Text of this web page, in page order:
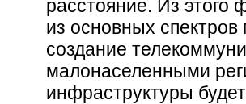
расстояние. Из этого
из основных спектров
создание
малонаселенными
инфраструктуры